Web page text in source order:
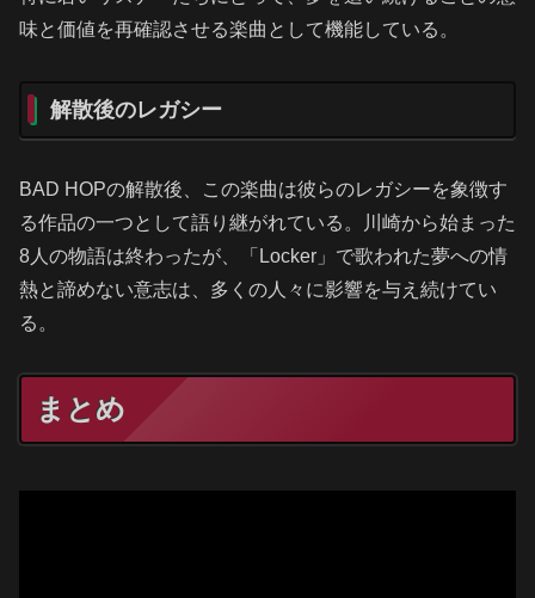
味と価値を再確認させる楽曲として機能している。
解散後のレガシー
BAD HOPの解散後、この楽曲は彼らのレガシーを象徴す
る作品の一つとして語り継がれている。川崎から始まった
8人の物語は終わったが、「Locker」で歌われた夢への情
熱と諦めない意志は、多くの人々に影響を与え続けてい
る。
まとめ